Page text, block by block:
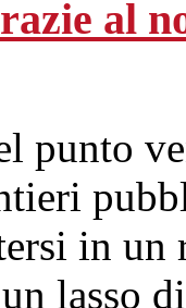
al
punto
in un
lasso